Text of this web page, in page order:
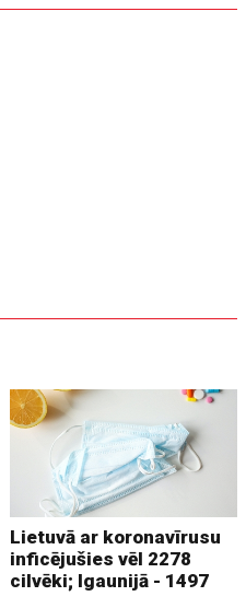
Lietuvā ar koronavīrusu
inficējušies vēl 2278
cilvēki; Igaunijā - 1497